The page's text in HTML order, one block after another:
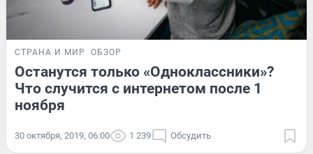
СТРАНА И МИР ОБЗОР
Останутся только «Одноклассники»?
Что случится с интернетом после 1
ноября
30 октября, 2019, 06:00 1 239 Обсудить